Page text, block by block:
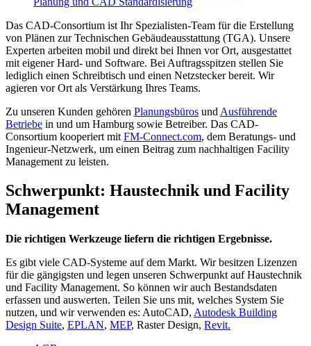
Das CAD-Consortium ist Ihr Spezialisten-Team für die Erstellung
von Plänen zur Technischen Gebäudeausstattung (TGA). Unsere
Experten arbeiten mobil und direkt bei Ihnen vor Ort, ausgestattet
mit eigener Hard- und Software. Bei Auftragsspitzen stellen Sie
lediglich einen Schreibtisch und einen Netzstecker bereit. Wir
agieren vor Ort als Verstärkung Ihres Teams.
Zu unseren Kunden gehören Planungsbüros und Ausführende
Betriebe in und um Hamburg sowie Betreiber. Das CAD-
Consortium kooperiert mit FM-Connect.com, dem Beratungs- und
Ingenieur-Netzwerk, um einen Beitrag zum nachhaltigen Facility
Management zu leisten.
Schwerpunkt: Haustechnik und Facility
Management
Die richtigen Werkzeuge liefern die richtigen Ergebnisse.
Es gibt viele CAD-Systeme auf dem Markt. Wir besitzen Lizenzen
für die gängigsten und legen unseren Schwerpunkt auf Haustechnik
und Facility Management. So können wir auch Bestandsdaten
erfassen und auswerten. Teilen Sie uns mit, welches System Sie
nutzen, und wir verwenden es: AutoCAD, Autodesk Building
Design Suite, EPLAN, MEP, Raster Design, Revit.